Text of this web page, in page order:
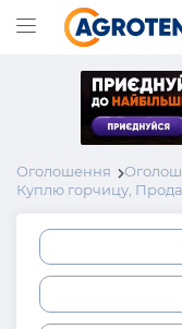
Оголошення
Куплю горчицу,